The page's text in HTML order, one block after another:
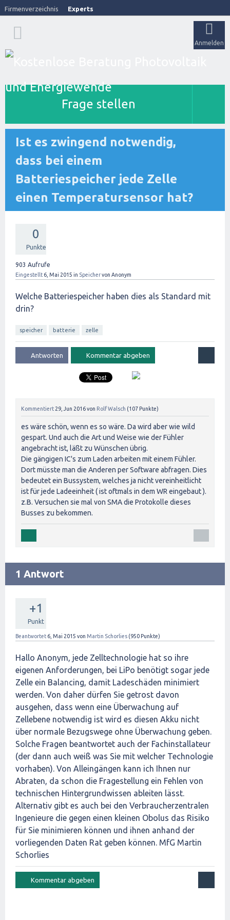
Firmenverzeichnis Experts
Anmelden
Frage stellen
Ist es zwingend notwendig,
dass bei einem
Batteriespeicher jede Zelle
einen Temperatursensor hat?
0
Punkte
903 Aufrufe
Eingestellt 6, Mai 2015 in Speichervon Anonym
Welche Batteriespeicher haben dies als Standard mit
drin?
speicher batterie zelle
Kommentiert 29, Jun 2016von Rolf Walsch (107 Punkte)
es wäre schön, wenn es so wäre. Da wird aber wie wild
gespart. Und auch die Art und Weise wie der Fühler
angebracht ist, läßt zu Wünschen übrig.
Die gängigen IC's zum Laden arbeiten mit einem Fühler.
Dort müsste man die Anderen per Software abfragen. Dies
bedeutet ein Bussystem, welches ja nicht vereinheitlicht
ist für jede Ladeeinheit ( ist oftmals in dem WR eingebaut ).
z.B. Versuchen sie mal von SMA die Protokolle dieses
Busses zu bekommen.
1 Antwort
+1
Punkt
Beantwortet 6, Mai 2015 von Martin Schorlies (950 Punkte)
Hallo Anonym, jede Zelltechnologie hat so ihre
eigenen Anforderungen, bei LiPo benötigt sogar jede
Zelle ein Balancing, damit Ladeschäden minimiert
werden. Von daher dürfen Sie getrost davon
ausgehen, dass wenn eine Überwachung auf
Zellebene notwendig ist wird es diesen Akku nicht
über normale Bezugswege ohne Überwachung geben.
Solche Fragen beantwortet auch der Fachinstallateur
(der dann auch weiß was Sie mit welcher Technologie
vorhaben). Von Alleingängen kann ich Ihnen nur
Abraten, da schon die Fragestellung ein Fehlen von
technischen Hintergrundwissen ableiten lässt.
Alternativ gibt es auch bei den Verbraucherzentralen
Ingenieure die gegen einen kleinen Obolus das Risiko
für Sie minimieren können und ihnen anhand der
vorliegenden Daten Rat geben können. MfG Martin
Schorlies